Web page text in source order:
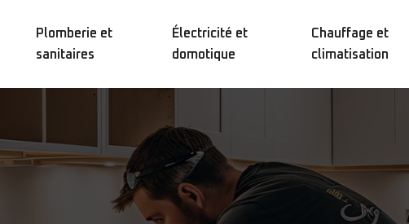
Plomberie et
sanitaires
Électricité et
domotique
Chauffage et
climatisation